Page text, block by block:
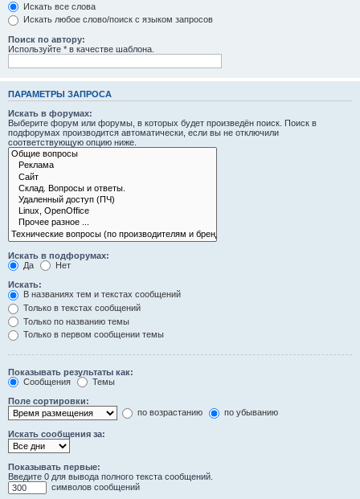
Искать все слова
Искать любое слово/поиск с языком запросов
Поиск по автору:
Используйте * в качестве шаблона.
ПАРАМЕТРЫ ЗАПРОСА
Искать в форумах:
Выберите форум или форумы, в которых будет произведён поиск. Поиск в
подфорумах производится автоматически, если вы не отключили
соответствующую опцию ниже.
Искать в подфорумах:
Да
Нет
Искать:
В названиях тем и текстах сообщений
Только в текстах сообщений
Только по названию темы
Только в первом сообщении темы
Показывать результаты как:
Сообщения
Темы
Поле сортировки:
по возрастанию
по убыванию
Искать сообщения за:
Показывать первые:
Введите 0 для вывода полного текста сообщений.
символов сообщений